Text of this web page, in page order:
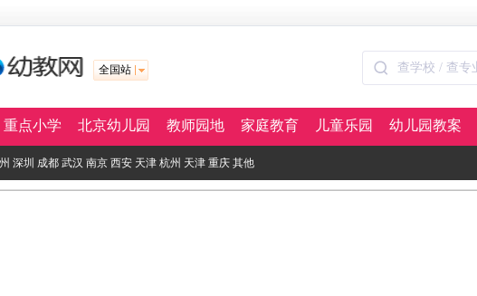
全国站
重点小学 北京幼儿园 教师园地 家庭教育 儿童乐园 幼儿园教案
深圳 成都 武汉 南京 西安 天津 杭州 天津 重庆 其他